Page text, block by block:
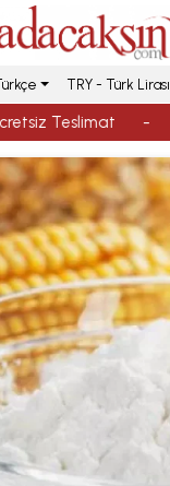
Teslimat
TRY - Türk Lirası